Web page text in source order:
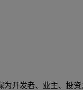
开发者、业主、投资